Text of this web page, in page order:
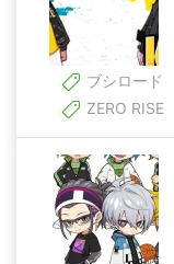
ブシロード
ZERO RISE